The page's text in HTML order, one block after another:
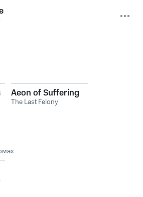
Aeon of Suffering
The Last Felony